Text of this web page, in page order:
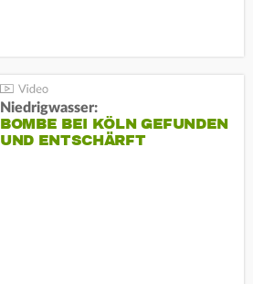
Niedrigwasser:
BOMBE BEI KÖLN GEFUNDEN
UND ENTSCHÄRFT